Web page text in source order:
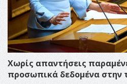
Χωρίς απαντήσεις
προσωπικά δεδομένα στην